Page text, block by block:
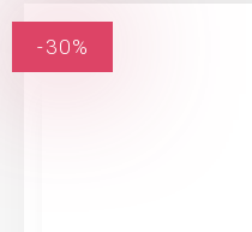
-30%